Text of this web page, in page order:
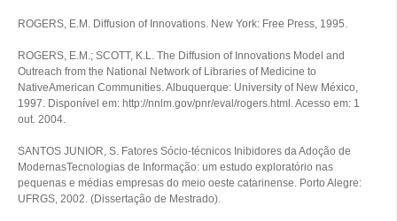
ROGERS, E.M. Diffusion of Innovations. New York: Free Press, 1995.
ROGERS, E.M.; SCOTT, K.L. The Diffusion of Innovations Model and
Outreach from the National Network of Libraries of Medicine to
NativeAmerican Communities. Albuquerque: University of New México,
1997. Disponível em: http://nnlm.gov/pnr/eval/rogers.html. Acesso em: 1
out. 2004.
SANTOS JUNIOR, S. Fatores Sócio-técnicos Inibidores da Adoção de
ModernasTecnologias de Informação: um estudo exploratório nas
pequenas e médias empresas do meio oeste catarinense. Porto Alegre:
UFRGS, 2002. (Dissertação de Mestrado).